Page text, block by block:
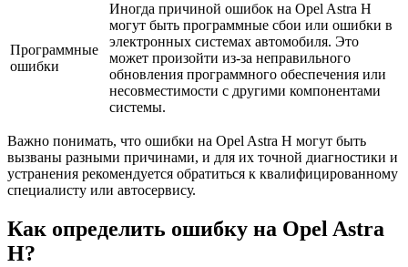
Программные
ошибки
Иногда причиной ошибок на Opel Astra H
могут быть программные сбои или ошибки в
электронных системах автомобиля. Это
может произойти из-за неправильного
обновления программного обеспечения или
несовместимости с другими компонентами
системы.
Важно понимать, что ошибки на Opel Astra H могут быть
вызваны разными причинами, и для их точной диагностики и
устранения рекомендуется обратиться к квалифицированному
специалисту или автосервису.
Как определить ошибку на Opel Astra
H?